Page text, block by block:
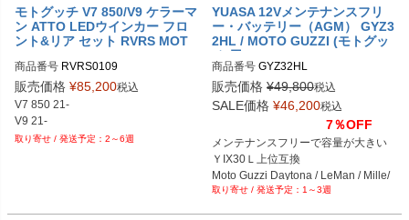
モトグッチ V7 850/V9 ケラーマ
ン ATTO LEDウインカー フロ
ント&リア セット RVRS MOT
商品番号 RVRS0109
販売価格 ¥85,200税込
V7 850 21-
V9 21-
2～6週
YUASA 12Vメンテナンスフリ
ー・バッテリー（AGM） GYZ3
2HL / MOTO GUZZI (モトグッ
チ)用
商品番号
販売価格 ¥49,800税込
SALE価格 ¥46,200税込
7％OFF
メンテナンスフリーで容量が大きい
ＹIX30Ｌ上位互換
Moto Guzzi Daytona / LeMan / Mille/
Quota/ Stone
1～3週